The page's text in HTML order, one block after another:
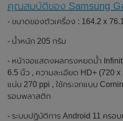
คุณสมบัติของ Samsung
- ขนาดของตัวเครื่อง : 164.2 x
- น้ำหนัก 205 กรัม
- หน้าจอแสดงผลทรงหยดน้ำ
6.5 นิ้ว , ความละเอียด HD+ (720
แน่น 270 ppi , ใช้กระจกแบบ
รอบพลาสติก
- ระบบปฏิบัติการ Android 11 ครอ